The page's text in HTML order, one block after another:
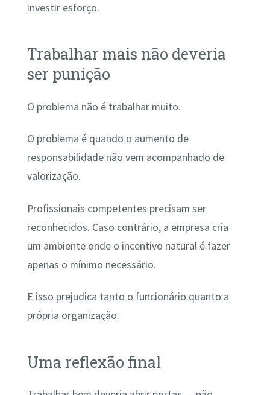
investir esforço.
Trabalhar mais não deveria
ser punição
O problema não é trabalhar muito.
O problema é quando o aumento de
responsabilidade não vem acompanhado de
valorização.
Profissionais competentes precisam ser
reconhecidos. Caso contrário, a empresa cria
um ambiente onde o incentivo natural é fazer
apenas o mínimo necessário.
E isso prejudica tanto o funcionário quanto a
própria organização.
Uma reflexão final